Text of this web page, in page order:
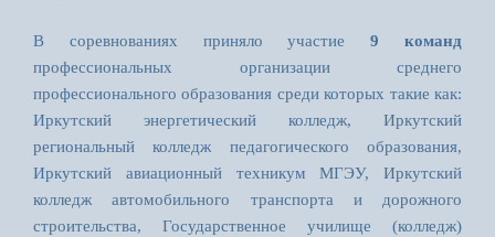
В соревнованиях приняло участие9 команд
профессиональных организации среднего
профессионального образования среди которых такие как:
Иркутский энергетический колледж, Иркутский
региональный колледж педагогического образования,
Иркутский авиационный техникум МГЭУ, Иркутский
колледж автомобильного транспорта и дорожного
строительства, Государственное училище (колледж)